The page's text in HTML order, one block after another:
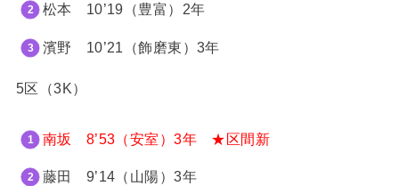
松本 10’19（豊富）2年
濱野 10’21（飾磨東）3年
5区（3K）
南坂 8’53（安室）3年 ★区間新
藤田 9’14 （山陽）3年